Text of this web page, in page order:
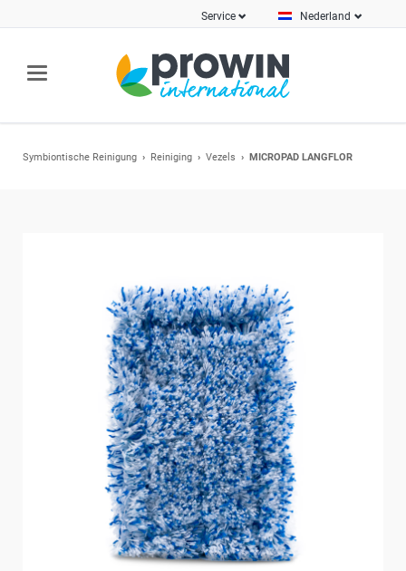
Nederland
Service
Symbiontische Reinigung Reiniging Vezels MICROPAD LANGFLOR